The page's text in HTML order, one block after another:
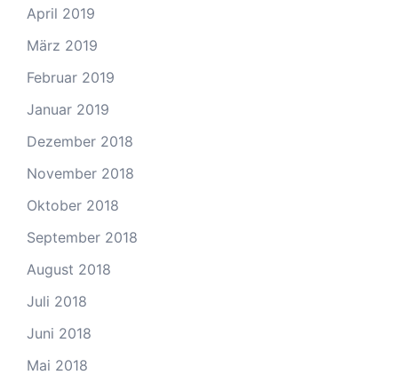
April 2019
März 2019
Februar 2019
Januar 2019
Dezember 2018
November 2018
Oktober 2018
September 2018
August 2018
Juli 2018
Juni 2018
Mai 2018